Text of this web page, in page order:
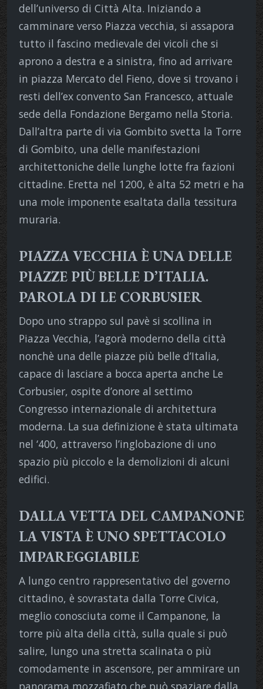
dell’universo di Città Alta. Iniziando a
camminare verso Piazza vecchia, si assapora
tutto il fascino medievale dei vicoli che si
aprono a destra e a sinistra, fino ad arrivare
in piazza Mercato del Fieno, dove si trovano i
resti dell’ex convento San Francesco, attuale
sede della Fondazione Bergamo nella Storia.
Dall’altra parte di via Gombito svetta la Torre
di Gombito, una delle manifestazioni
architettoniche delle lunghe lotte fra fazioni
cittadine. Eretta nel 1200, è alta 52 metri e ha
una mole imponente esaltata dalla tessitura
muraria.
PIAZZA VECCHIA È UNA DELLE
PIAZZE PIÙ BELLE D’ITALIA.
PAROLA DI LE CORBUSIER
Dopo uno strappo sul pavè si scollina in
Piazza Vecchia, l’agorà moderno della città
nonchè una delle piazze più belle d’Italia,
capace di lasciare a bocca aperta anche Le
Corbusier, ospite d’onore al settimo
Congresso internazionale di architettura
moderna. La sua definizione è stata ultimata
nel ‘400, attraverso l’inglobazione di uno
spazio più piccolo e la demolizioni di alcuni
edifici.
DALLA VETTA DEL CAMPANONE
LA VISTA È UNO SPETTACOLO
IMPAREGGIABILE
A lungo centro rappresentativo del governo
cittadino, è sovrastata dalla Torre Civica,
meglio conosciuta come il Campanone, la
torre più alta della città, sulla quale si può
salire, lungo una stretta scalinata o più
comodamente in ascensore, per ammirare un
panorama mozzafiato che può spaziare dalla